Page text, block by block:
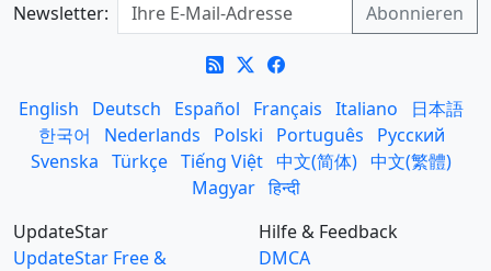
Newsletter:
English Deutsch Español Français Italiano
日本語
한국어
Nederlands Polski Português
Русский
Svenska Türkçe Tiếng Việt 中文(简体) 中文(繁體)
Magyar हिन्दी
UpdateStar
UpdateStar Free &
Hilfe & Feedback
DMCA